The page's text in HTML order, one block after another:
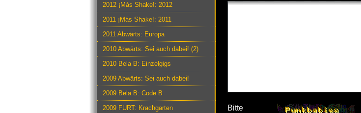
2012 ¡Más Shake!: 2012
2011 ¡Más Shake!: 2011
2011 Abwärts: Europa
2010 Abwärts: Sei auch dabei! (2)
2010 Bela B: Einzelgigs
2009 Abwärts: Sei auch dabei!
2009 Bela B: Code B
2009 FURT: Krachgarten
Bitte